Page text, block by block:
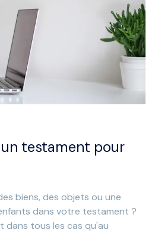
testament pour
biens, des objets ou une
dans votre testament ?
dans tous les cas qu'au